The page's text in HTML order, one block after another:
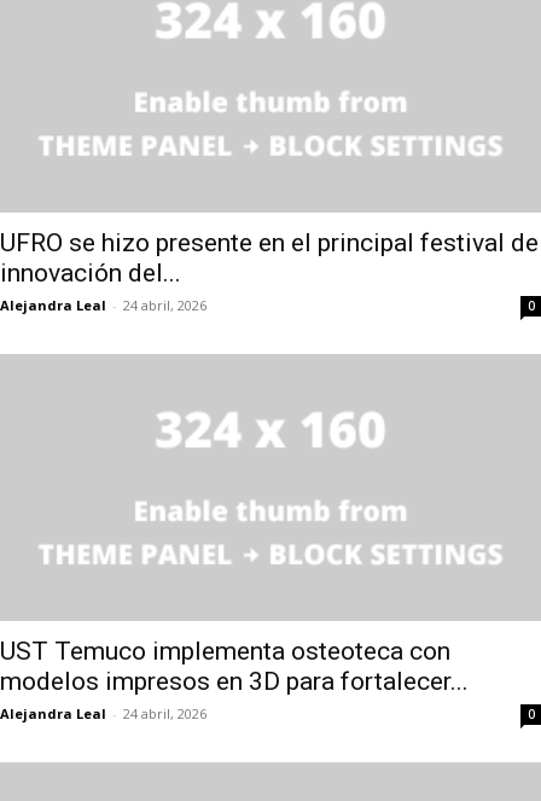
UFRO se hizo presente en el principal festival de
innovación del...
Alejandra Leal - 24 abril, 2026 0
UST Temuco implementa osteoteca con
modelos impresos en 3D para fortalecer...
Alejandra Leal - 24 abril, 2026 0